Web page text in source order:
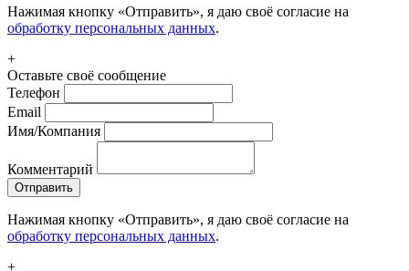
Нажимая кнопку «Отправить», я даю своё согласие на
обработку персональных данных.
+
Оставьте своё сообщение
Телефон
Email
Имя/Компания
Комментарий
Отправить
Нажимая кнопку «Отправить», я даю своё согласие на
обработку персональных данных.
+